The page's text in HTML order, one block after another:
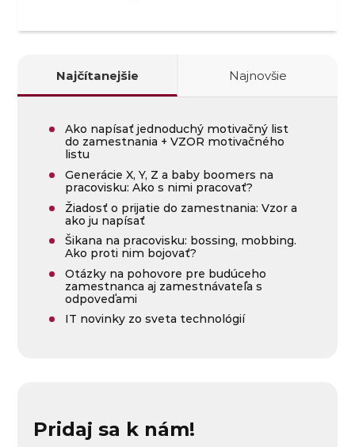
Najčítanejšie Najnovšie
Ako napísať jednoduchý motivačný list
do zamestnania + VZOR motivačného
listu
Generácie X, Y, Z a baby boomers na
pracovisku: Ako s nimi pracovať?
Žiadosť o prijatie do zamestnania: Vzor a
ako ju napísať
Šikana na pracovisku: bossing, mobbing.
Ako proti nim bojovať?
Otázky na pohovore pre budúceho
zamestnanca aj zamestnávateľa s
odpoveďami
IT novinky zo sveta technológií
Pridaj sa k nám!